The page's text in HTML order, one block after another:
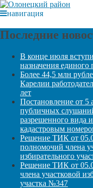
навигация
Последние
В конце июля
назначения единого
Более 44,5 млн
Карелии
лет
Постановление от 5
публичных
разрешенного вида
кадастровым
Решение ТИК от
полномочий члена
избирательного
Решение ТИК от
члена участковой
участка №347